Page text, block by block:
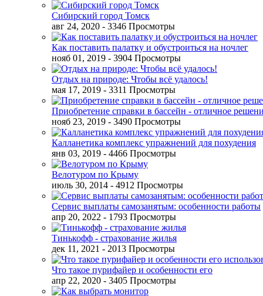
Сибирский город Томск
авг 24, 2020 - 3346 Просмотры
Как поставить палатку и обустроиться на ночлег
нояб 01, 2019 - 3904 Просмотры
Отдых на природе: Чтобы всё удалось!
мая 17, 2019 - 3311 Просмотры
Приобретение справки в бассейн - отличное
нояб 23, 2019 - 3490 Просмотры
Калланетика комплекс упражнений для похудения
янв 03, 2019 - 4466 Просмотры
Велотуром по Крыму
июль 30, 2014 - 4912 Просмотры
Сервис выплаты самозанятым: особенности работы
апр 20, 2022 - 1793 Просмотры
Тинькофф - страхование жилья
дек 11, 2021 - 2013 Просмотры
Что такое пурифайер и особенности его
апр 22, 2020 - 3405 Просмотры